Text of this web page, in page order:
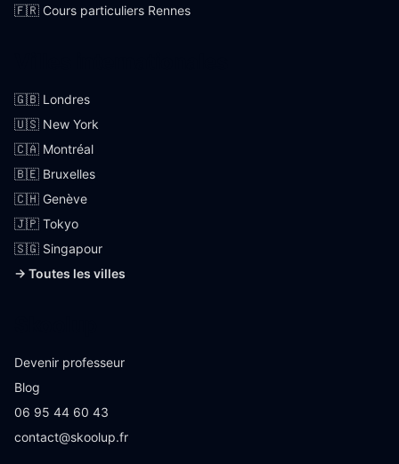
🇫🇷 Cours particuliers Rennes
🇬🇧 Londres
🇺🇸 New York
🇨🇦 Montréal
🇧🇪 Bruxelles
🇨🇭 Genève
🇯🇵 Tokyo
🇸🇬 Singapour
→ Toutes les villes
Devenir professeur
Blog
06 95 44 60 43
contact@skoolup.fr